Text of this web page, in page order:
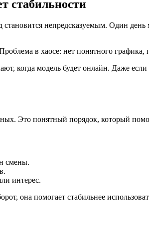
стабильности
непредсказуемым. Один
в хаосе: нет понятного графика,
когда модель будет онлайн. Даже
Это понятный порядок, который
смены.
интерес.
она помогает стабильнее